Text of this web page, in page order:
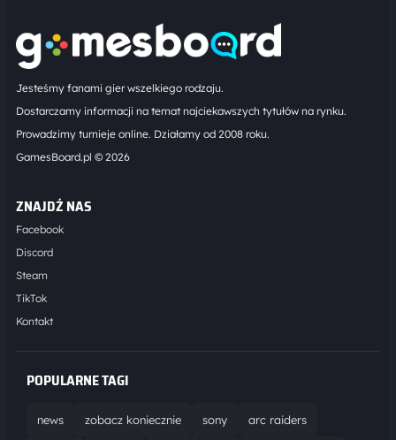
Jesteśmy fanami gier wszelkiego rodzaju.
Dostarczamy informacji na temat najciekawszych tytułów na rynku.
Prowadzimy turnieje online. Działamy od 2008 roku.
GamesBoard.pl © 2026
ZNAJDŹ NAS
Facebook
Discord
Steam
TikTok
Kontakt
POPULARNE TAGI
news zobacz koniecznie sony arc raiders